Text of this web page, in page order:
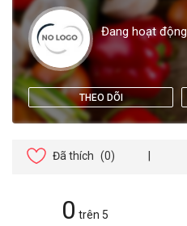
Đang hoạt động
THEO DÕI
Đã thích (0)
0 trên 5